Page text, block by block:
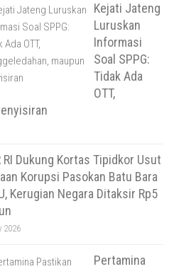
Kejati Jateng
Luruskan
Informasi
Soal SPPG:
Tidak Ada
OTT,
RI Dukung Kortas Tipidkor Usut
Korupsi Pasokan Batu Bara
Kerugian Negara Ditaksir Rp5
2026
Pertamina